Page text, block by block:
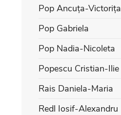
Pop Ancuța-Victorița
Pop Gabriela
Pop Nadia-Nicoleta
Popescu Cristian-Ilie
Rais Daniela-Maria
Redl Iosif-Alexandru